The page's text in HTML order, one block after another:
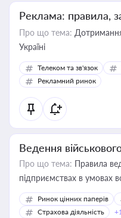
Реклама: правила,
Про що тема:
Україні
Телеком та зв'язок
Рекламний ринок
Ведення
Про що тема: Правила
підприємствах в умовах
Ринок цінних паперів
Страхова діяльність